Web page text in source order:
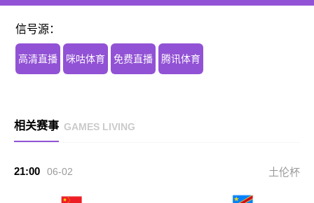
信号源：
高清直播 咪咕体育 免费直播 腾讯体育
相关赛事 GAMES LIVING
21:00 06-02 土伦杯